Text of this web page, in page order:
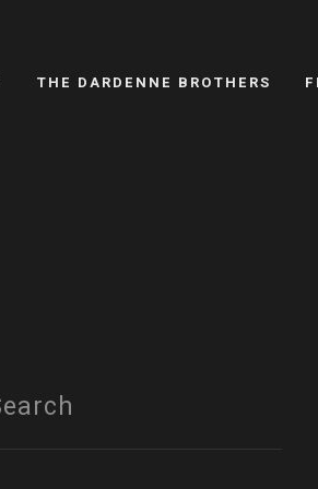
THE DARDENNE BROTHERS